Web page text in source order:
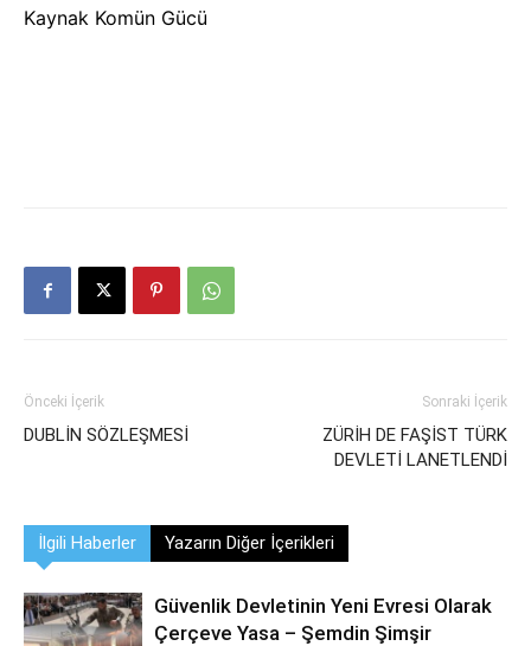
Kaynak Komün Gücü
Önceki İçerik
DUBLİN SÖZLEŞMESİ
Sonraki İçerik
ZÜRİH DE FAŞİST TÜRK
DEVLETİ LANETLENDİ
İlgili Haberler Yazarın Diğer İçerikleri
Güvenlik Devletinin Yeni Evresi Olarak
Çerçeve Yasa – Şemdin Şimşir